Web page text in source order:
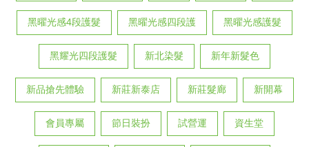
黑曜光感4段護髮 黑曜光感四段護 黑曜光感護髮
黑耀光四段護髮 新北染髮 新年新髮色
新品搶先體驗 新莊新泰店 新莊髮廊 新開幕
會員專屬 節日裝扮 試營運 資生堂